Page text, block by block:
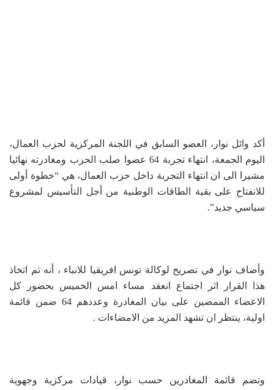
أكد وائل نوار، العضو السابق في اللجنة المركزية لحزب العمال،
اليوم الجمعة، انتهاء تجربة 64 عضوا صلب الحزب ومغادرته نهائيا
مشيرا الى ان انتهاء التجربة داخل حزب العمال، هي “خطوة أولى
للانفتاح على بقية الطاقات الوطنية من أجل التأسيس لمشروع
سياسي جديد”.
وأضاف نوار في تصريح لوكالة تونس افريقيا للانباء ، أنه تم اتخاذ
هذا القرار اثر اجتماع انعقد مساء امس الخميس بحضور كل
الاعضاء الممضين على بيان المغادرة وعددهم 64 ضمن قائمة
اولية، ينتظر ان تشهد المزيد من الامضاءات .
وتضم قائمة المغادرين حسب نوار، قيادات مركزية وجهوية